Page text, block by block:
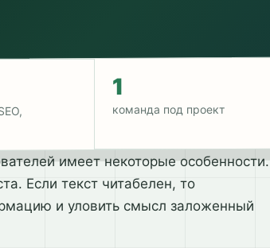
1
команда под проект
имеет некоторые особенности.
Если текст читабелен, то
и уловить смысл заложенный